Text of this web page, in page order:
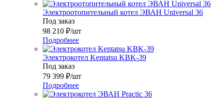
Электроотопительный котел ЭВАН Universal 36
Под заказ
98 210 ₽/шт
Подробнее
Электрокотел Kentatsu KBK-39
Под заказ
79 399 ₽/шт
Подробнее